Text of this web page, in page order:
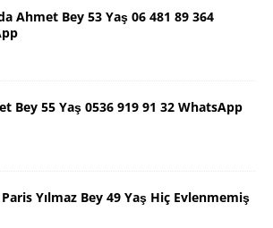
Ahmet Bey 53 Yaş 06 481 89 364
Bey 55 Yaş 0536 919 91 32 WhatsApp
Yılmaz Bey 49 Yaş Hiç Evlenmemiş